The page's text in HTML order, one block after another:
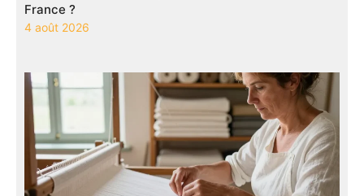
France ?
4 août 2026